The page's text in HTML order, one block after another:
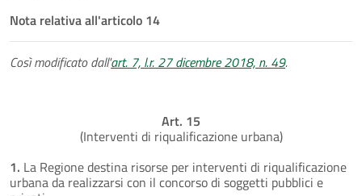
Nota relativa all'articolo 14
Così modificato dall'art. 7, l.r. 27 dicembre 2018, n. 49.
Art. 15
(Interventi di riqualificazione urbana)
1. La Regione destina risorse per interventi di riqualificazione
urbana da realizzarsi con il concorso di soggetti pubblici e